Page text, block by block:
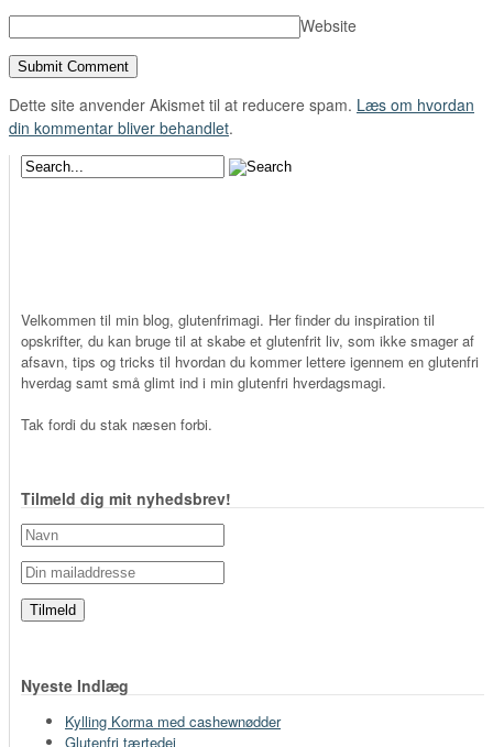
Website
Dette site anvender Akismet til at reducere spam. Læs om hvordan
din kommentar bliver behandlet.
Velkommen til min blog, glutenfrimagi. Her finder du inspiration til
opskrifter, du kan bruge til at skabe et glutenfrit liv, som ikke smager af
afsavn, tips og tricks til hvordan du kommer lettere igennem en glutenfri
hverdag samt små glimt ind i min glutenfri hverdagsmagi.
Tak fordi du stak næsen forbi.
Tilmeld dig mit nyhedsbrev!
Nyeste Indlæg
Kylling Korma med cashewnødder
Glutenfri tærtedej